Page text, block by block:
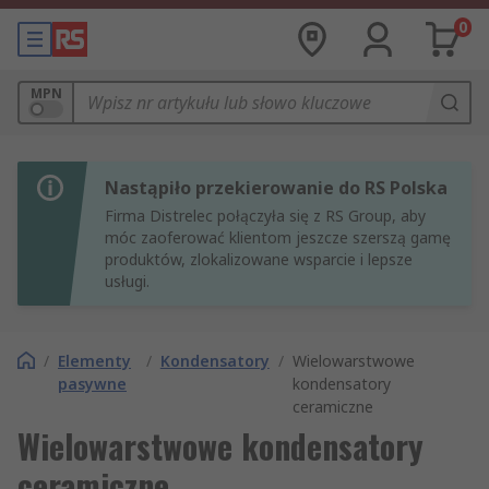
0
MPN
Nastąpiło przekierowanie do RS Polska
Firma Distrelec połączyła się z RS Group, aby
móc zaoferować klientom jeszcze szerszą gamę
produktów, zlokalizowane wsparcie i lepsze
usługi.
/ Elementy
pasywne
/ Kondensatory / Wielowarstwowe
kondensatory
ceramiczne
Wielowarstwowe kondensatory